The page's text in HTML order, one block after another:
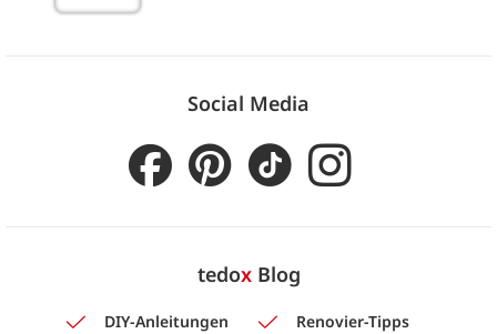
Social Media
tedoxBlog
DIY-Anleitungen
Renovier-Tipps